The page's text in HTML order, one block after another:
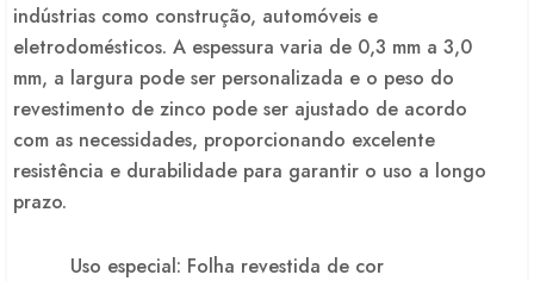
indústrias como construção, automóveis e
eletrodomésticos. A espessura varia de 0,3 mm a 3,0
mm, a largura pode ser personalizada e o peso do
revestimento de zinco pode ser ajustado de acordo
com as necessidades, proporcionando excelente
resistência e durabilidade para garantir o uso a longo
prazo.
Uso especial: Folha revestida de cor